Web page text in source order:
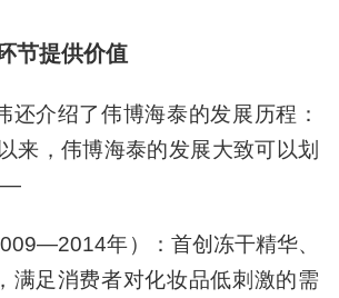
节提供价值
还介绍了伟博海泰的发展历程：
来，伟博海泰的发展大致可以划
年）：首创冻干精华、
满足消费者对化妆品低刺激的需